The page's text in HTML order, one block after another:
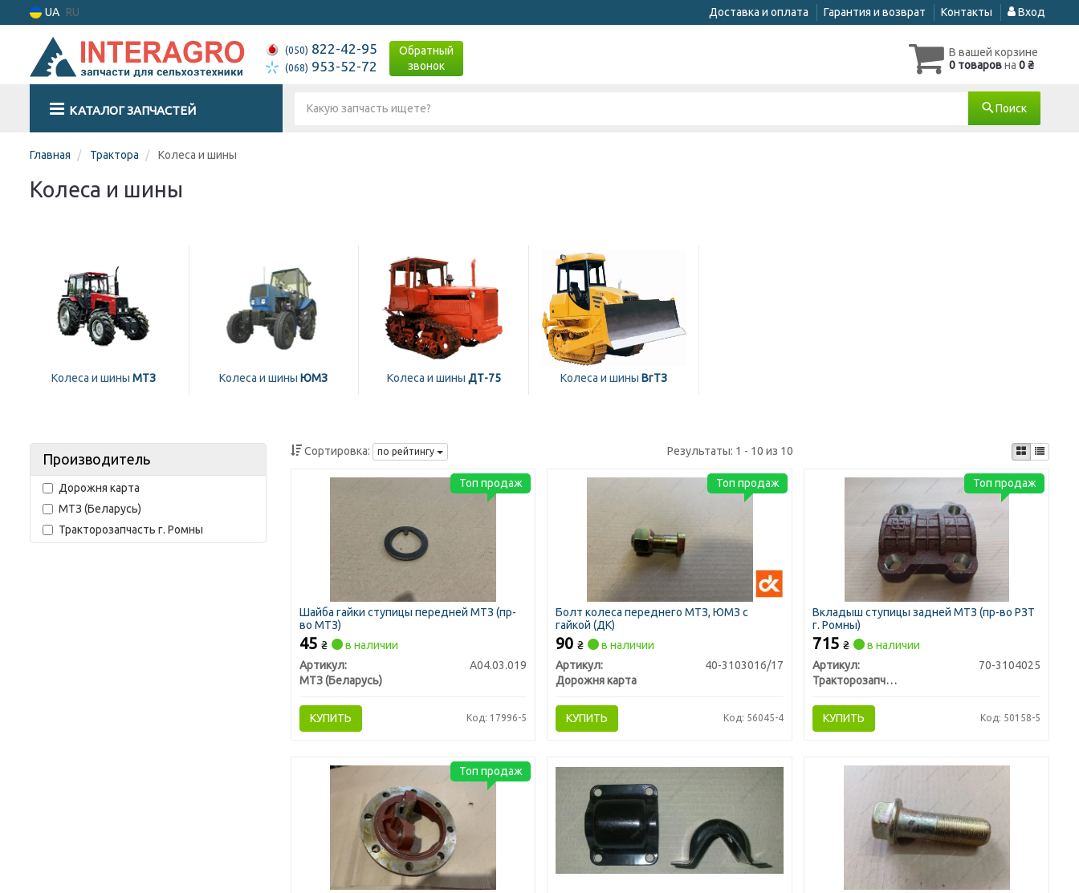
UA RU Доставка и оплата Гарантия и возврат Контакты Вход
(050) 822-42-95
(068) 953-52-72
Обратный
звонок
В вашей корзине
0 товаровна 0 ₴
КАТАЛОГ ЗАПЧАСТЕЙ Поиск
Главная Трактора Колеса и шины
Колеса и шины
Колеса и шины МТЗ Колеса и шины ЮМЗ Колеса и шины ДТ-75 Колеса и шины ВгТЗ
Производитель
Дорожня карта
МТЗ (Беларусь)
Тракторозапчасть г. Ромны
Сортировка: по рейтингу Результаты: 1 - 10 из 10
Шайба гайки ступицы передней МТЗ (пр-
во МТЗ)
45 ₴
в наличии
Артикул:
А04.03.019
МТЗ (Беларусь)
КУПИТЬ Код: 17996-5
Топ продаж
Болт колеса переднего МТЗ, ЮМЗ с
гайкой (ДК)
90₴
в наличии
Артикул:
40-3103016/17
Дорожня карта
КУПИТЬ Код: 56045-4
Топ продаж
Вкладыш ступицы задней МТЗ (пр-во РЗТ
г. Ромны)
715₴
в наличии
Артикул:
70-3104025
Тракторозапчасть г. Ромны
КУПИТЬ Код: 50158-5
Топ продаж
Топ продаж